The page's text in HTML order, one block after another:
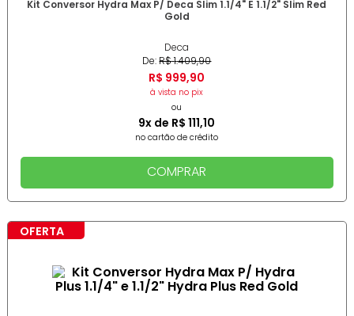
Kit Conversor Hydra Max P/ Deca Slim 1.1/4" E 1.1/2" Slim Red
Gold
Deca
De:R$1.409,90
R$ 999,90
à vista no pix
ou
9x de R$ 111,10
no cartão de crédito
COMPRAR
OFERTA